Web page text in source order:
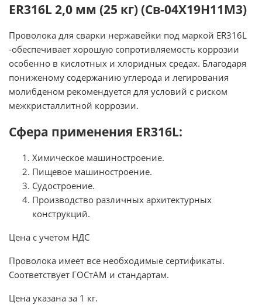
ER316L 2,0 мм (25 кг) (Св-04Х19Н11М3)
Проволока для сварки нержавейки под маркой ER316L
-обеспечивает хорошую сопротивляемость коррозии
особенно в кислотных и хлоридных средах. Благодаря
пониженому содержанию углерода и легирования
молибденом рекомендуется для условий с риском
межкристаллитной коррозии.
Сфера применения ER316L:
Химическое машиностроение.
Пищевое машиностроение.
Судостроение.
Производство различных архитектурных
конструкций.
Цена с учетом НДС
Проволока имеет все необходимые сертификаты.
Соответствует ГОСтАМ и стандартам.
Цена указана за 1 кг.